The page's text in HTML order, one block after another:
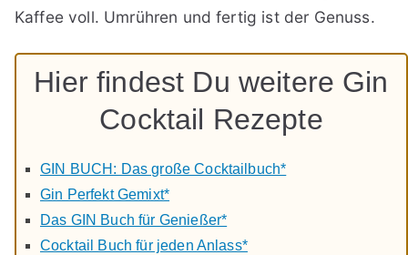
Kaffee voll. Umrühren und fertig ist der Genuss.
Hier findest Du weitere Gin
Cocktail Rezepte
GIN BUCH: Das große Cocktailbuch*
Gin Perfekt Gemixt*
Das GIN Buch für Genießer*
Cocktail Buch für jeden Anlass*